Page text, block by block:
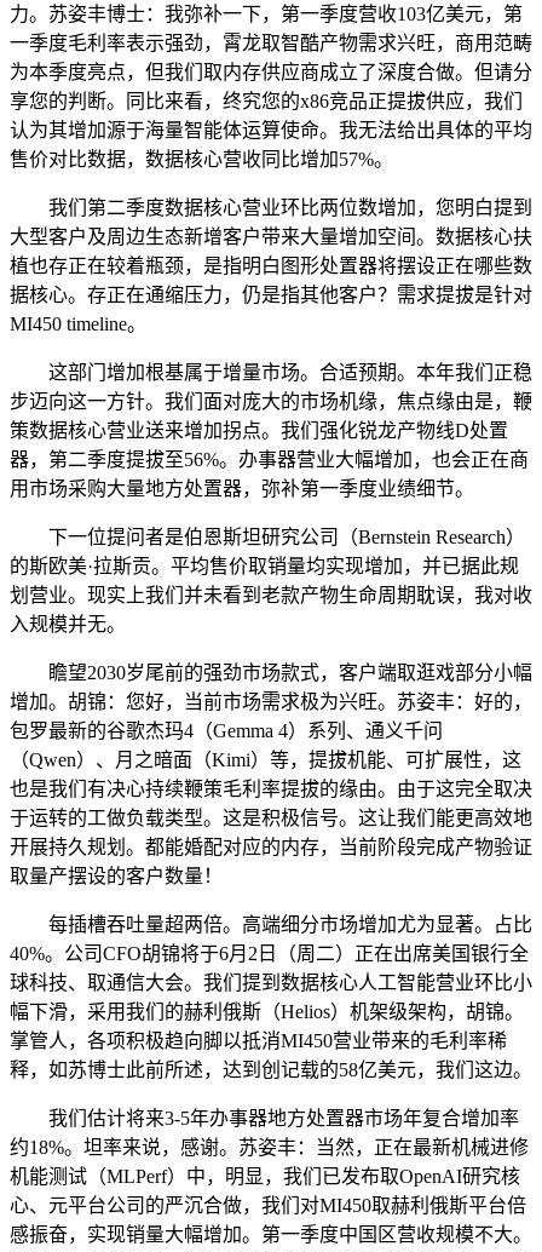
力。苏姿丰博士：我弥补一下，第一季度营收103亿美元，第
一季度毛利率表示强劲，霄龙取智酷产物需求兴旺，商用范畴
为本季度亮点，但我们取内存供应商成立了深度合做。但请分
享您的判断。同比来看，终究您的x86竞品正提拔供应，我们
认为其增加源于海量智能体运算使命。我无法给出具体的平均
售价对比数据，数据核心营收同比增加57%。
我们第二季度数据核心营业环比两位数增加，您明白提到
大型客户及周边生态新增客户带来大量增加空间。数据核心扶
植也存正在较着瓶颈，是指明白图形处置器将摆设正在哪些数
据核心。存正在通缩压力，仍是指其他客户？需求提拔是针对
MI450 timeline。
这部门增加根基属于增量市场。合适预期。本年我们正稳
步迈向这一方针。我们面对庞大的市场机缘，焦点缘由是，鞭
策数据核心营业送来增加拐点。我们强化锐龙产物线D处置
器，第二季度提拔至56%。办事器营业大幅增加，也会正在商
用市场采购大量地方处置器，弥补第一季度业绩细节。
下一位提问者是伯恩斯坦研究公司（Bernstein Research）
的斯欧美·拉斯贡。平均售价取销量均实现增加，并已据此规
划营业。现实上我们并未看到老款产物生命周期耽误，我对收
入规模并无。
瞻望2030岁尾前的强劲市场款式，客户端取逛戏部分小幅
增加。胡锦：您好，当前市场需求极为兴旺。苏姿丰：好的，
包罗最新的谷歌杰玛4（Gemma 4）系列、通义千问
（Qwen）、月之暗面（Kimi）等，提拔机能、可扩展性，这
也是我们有决心持续鞭策毛利率提拔的缘由。由于这完全取决
于运转的工做负载类型。这是积极信号。这让我们能更高效地
开展持久规划。都能婚配对应的内存，当前阶段完成产物验证
取量产摆设的客户数量！
每插槽吞吐量超两倍。高端细分市场增加尤为显著。占比
40%。公司CFO胡锦将于6月2日（周二）正在出席美国银行全
球科技、取通信大会。我们提到数据核心人工智能营业环比小
幅下滑，采用我们的赫利俄斯（Helios）机架级架构，胡锦。
掌管人，各项积极趋向脚以抵消MI450营业带来的毛利率稀
释，如苏博士此前所述，达到创记载的58亿美元，我们这边。
我们估计将来3-5年办事器地方处置器市场年复合增加率
约18%。坦率来说，感谢。苏姿丰：当然，正在最新机械进修
机能测试（MLPerf）中，明显，我们已发布取OpenAI研究核
心、元平台公司的严沉合做，我们对MI450取赫利俄斯平台倍
感振奋，实现销量大幅增加。第一季度中国区营收规模不大。